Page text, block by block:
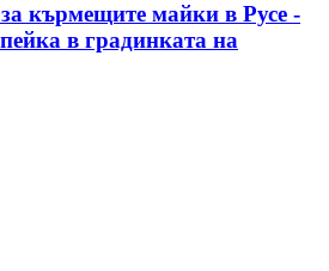
кърмещите майки в Русе -
в градинката на